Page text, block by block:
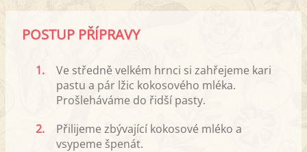
POSTUP PŘÍPRAVY
1.
Ve středně velkém hrnci si zahřejeme kari
pastu a pár lžic kokosového mléka.
Prošleháváme do řidší pasty.
2.
Přilijeme zbývající kokosové mléko a
vsypeme špenát.